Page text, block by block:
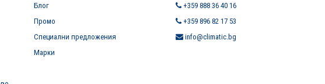
Блог
Промо
Специални предложения
Марки
+359 888 36 40 16
+359 896 82 17 53
info@climatic.bg